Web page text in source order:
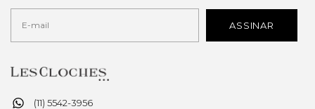
(11) 5542-3956